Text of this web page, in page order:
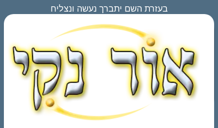
בעזרת השם יתברך נעשה ונצליח